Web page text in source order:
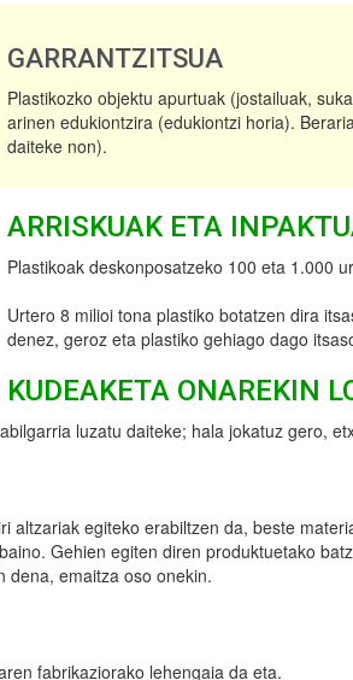
GARRANTZITSUA
Plastikozko objektu apurtuak (jostailuak,
arinen edukiontzira (edukiontzi horia).
daiteke non).
ARRISKUAK ETA
Plastikoak deskonposatzeko 100 eta 1.000
Urtero 8 milioi tona plastiko botatzen dira
denez, geroz eta plastiko gehiago dago
KUDEAKETA ONAREKIN
luzatu daiteke; hala jokatuz gero,
egiteko erabiltzen da, beste
Gehien egiten diren produktuetako
dena, emaitza oso onekin.
fabrikaziorako lehengaia da eta.